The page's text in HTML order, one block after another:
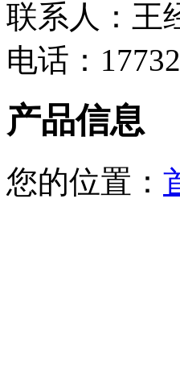
联系人：王
电话：
产品信息
您的位置：